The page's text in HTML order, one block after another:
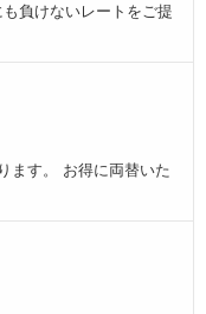
負けないレートをご提
ます。 お得に両替いた